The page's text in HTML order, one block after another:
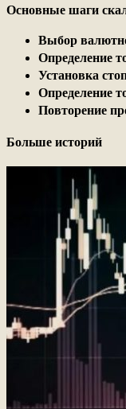
Основные шаги
Выбор
Определение
Установка
Определение
Повторение
Больше историй